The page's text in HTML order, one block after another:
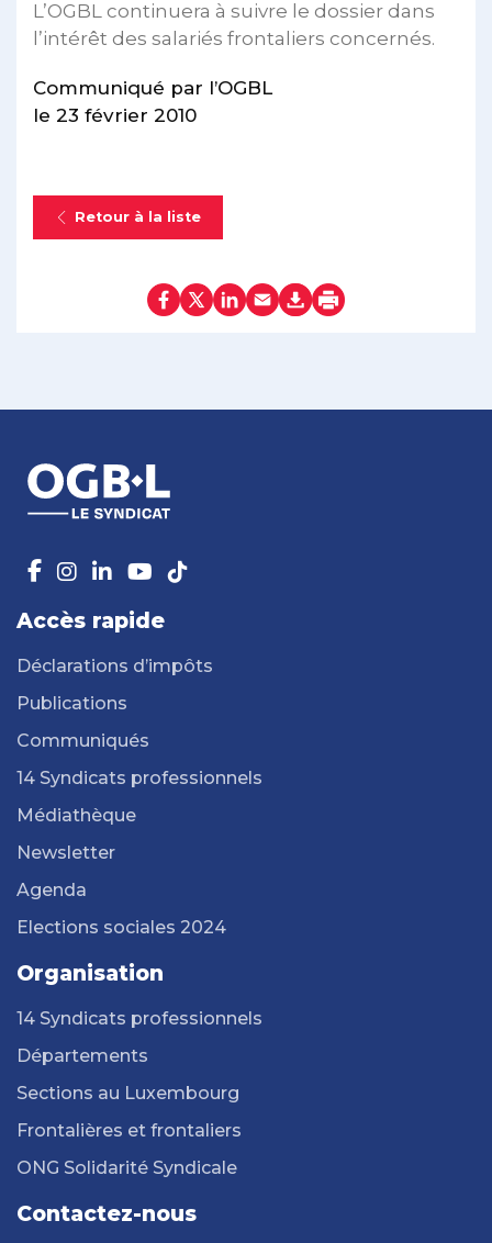
L’OGBL continuera à suivre le dossier dans
l’intérêt des salariés frontaliers concernés.
Communiqué par l’OGBL
le 23 février 2010
Retour à la liste
Accès rapide
Déclarations d’impôts
Publications
Communiqués
14 Syndicats professionnels
Médiathèque
Newsletter
Agenda
Elections sociales 2024
Organisation
14 Syndicats professionnels
Départements
Sections au Luxembourg
Frontalières et frontaliers
ONG Solidarité Syndicale
Contactez-nous